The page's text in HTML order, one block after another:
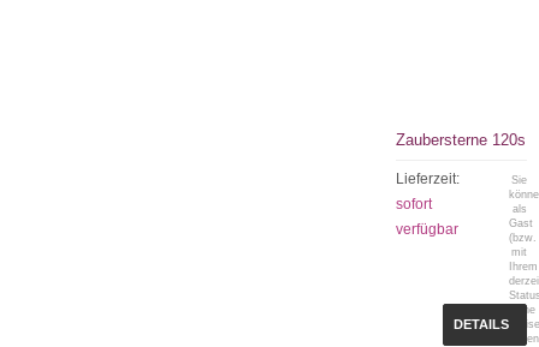
Zaubersterne 120s
Lieferzeit:
sofort
verfügbar
Sie
als
Gast
(bzw.
mit
Ihrem
keine
DETAILS